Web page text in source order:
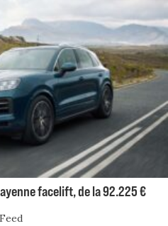
facelift, de la 92.225 €